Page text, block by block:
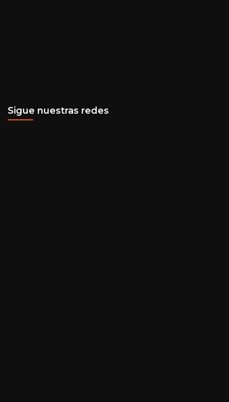
Sigue nuestras redes